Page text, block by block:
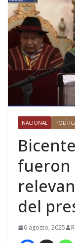
NACIONAL
fueron
del
6 agosto, 2025